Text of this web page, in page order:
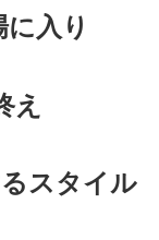
入り
え
スタイル